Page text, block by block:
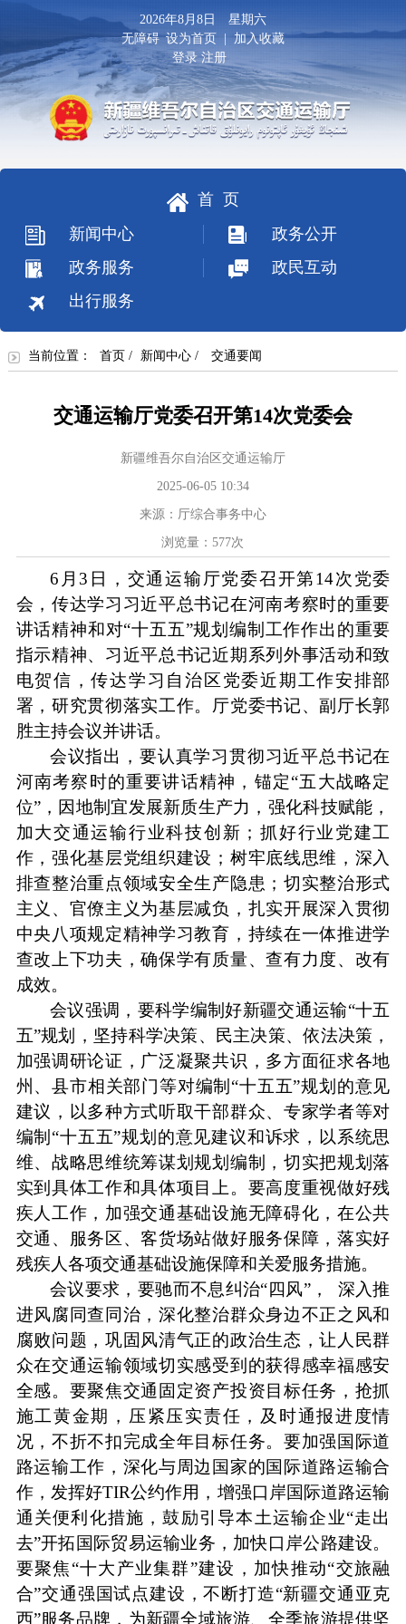
2026年8月8日 星期六
无障碍 设为首页
加入收藏
登录 注册
首 页
新闻中心
政务公开
政务服务
政民互动
出行服务
当前位置： 首页 / 新闻中心/ 交通要闻
交通运输厅党委召开第14次党委会
新疆维吾尔自治区交通运输厅
2025-06-05 10:34
来源：厅综合事务中心
浏览量： 577次
6月3日，交通运输厅党委召开第14次党委
会，传达学习习近平总书记在河南考察时的重要
讲话精神和对“十五五”规划编制工作作出的重要
指示精神、习近平总书记近期系列外事活动和致
电贺信，传达学习自治区党委近期工作安排部
署，研究贯彻落实工作。厅党委书记、副厅长郭
胜主持会议并讲话。
会议指出，要认真学习贯彻习近平总书记在
河南考察时的重要讲话精神，锚定“五大战略定
位”，因地制宜发展新质生产力，强化科技赋能，
加大交通运输行业科技创新；抓好行业党建工
作，强化基层党组织建设；树牢底线思维，深入
排查整治重点领域安全生产隐患；切实整治形式
主义、官僚主义为基层减负，扎实开展深入贯彻
中央八项规定精神学习教育，持续在一体推进学
查改上下功夫，确保学有质量、查有力度、改有
成效。
会议强调，要科学编制好新疆交通运输“十五
五”规划，坚持科学决策、民主决策、依法决策，
加强调研论证，广泛凝聚共识，多方面征求各地
州、县市相关部门等对编制“十五五”规划的意见
建议，以多种方式听取干部群众、专家学者等对
编制“十五五”规划的意见建议和诉求，以系统思
维、战略思维统筹谋划规划编制，切实把规划落
实到具体工作和具体项目上。要高度重视做好残
疾人工作，加强交通基础设施无障碍化，在公共
交通、服务区、客货场站做好服务保障，落实好
残疾人各项交通基础设施保障和关爱服务措施。
会议要求，要驰而不息纠治“四风”， 深入推
进风腐同查同治，深化整治群众身边不正之风和
腐败问题，巩固风清气正的政治生态，让人民群
众在交通运输领域切实感受到的获得感幸福感安
全感。要聚焦交通固定资产投资目标任务，抢抓
施工黄金期，压紧压实责任，及时通报进度情
况，不折不扣完成全年目标任务。要加强国际道
路运输工作，深化与周边国家的国际道路运输合
作，发挥好TIR公约作用，增强口岸国际道路运输
通关便利化措施，鼓励引导本土运输企业“走出
去”开拓国际贸易运输业务，加快口岸公路建设。
要聚焦“十大产业集群”建设，加快推动“交旅融
合”交通强国试点建设，不断打造“新疆交通亚克
西”服务品牌，为新疆全域旅游、全季旅游提供坚